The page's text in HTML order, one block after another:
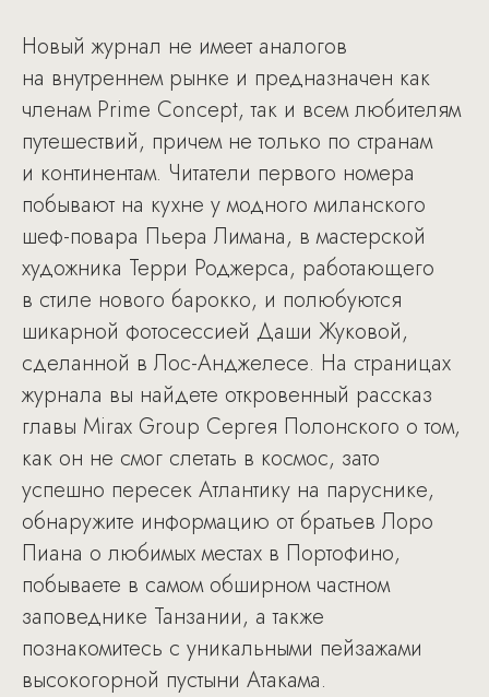
Новый журнал не имеет аналогов
на внутреннем рынке и предназначен как
членам Prime Concept, так и всем любителям
путешествий, причем не только по странам
и континентам. Читатели первого номера
побывают на кухне у модного миланского
шеф-повара Пьера Лимана, в мастерской
художника Терри Роджерса, работающего
в стиле нового барокко, и полюбуются
шикарной фотосессией Даши Жуковой,
сделанной в Лос-Анджелесе. На страницах
журнала вы найдете откровенный рассказ
главы Mirax Group Сергея Полонского о том,
как он не смог слетать в космос, зато
успешно пересек Атлантику на паруснике,
обнаружите информацию от братьев Лоро
Пиана о любимых местах в Портофино,
побываете в самом обширном частном
заповеднике Танзании, а также
познакомитесь с уникальными пейзажами
высокогорной пустыни Атакама.